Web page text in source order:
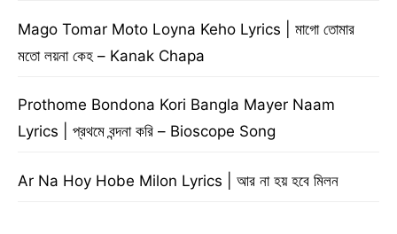
Mago Tomar Moto Loyna Keho Lyrics | মাগো তোমার
মতো লয়না কেহ – Kanak Chapa
Prothome Bondona Kori Bangla Mayer Naam
Lyrics | প্রথমে বন্দনা করি – Bioscope Song
Ar Na Hoy Hobe Milon Lyrics | আর না হয় হবে মিলন